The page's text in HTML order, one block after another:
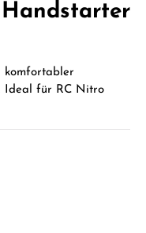
komfortabler
Ideal für RC Nitro